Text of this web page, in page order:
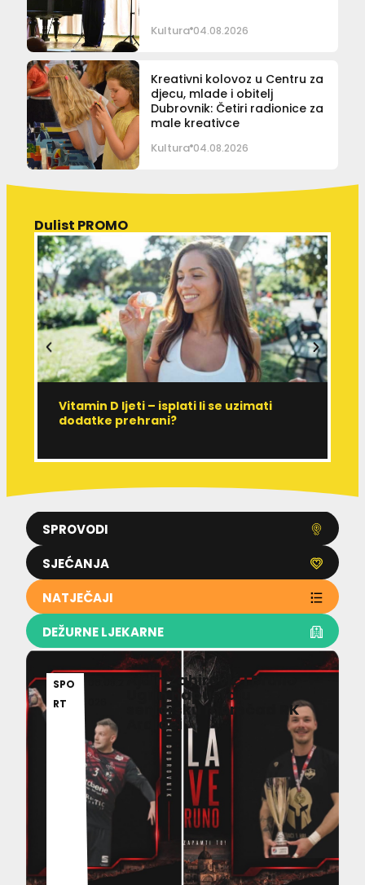
Kultura 04.08.2026
Kreativni kolovoz u Centru za
djecu, mlade i obitelj
Dubrovnik: Četiri radionice za
male kreativce
Kultura 04.08.2026
SPROVODI
SJEĆANJA
NATJEČAJI
DEŽURNE LJEKARNE
Dulist PROMO
Vitamin D ljeti – isplati li se uzimati
dodatke prehrani?
SPO
RT
Ajdin Zahirović i Bruno
Ugrin napuštaju
seniorsku momčad RK
Ardiaei